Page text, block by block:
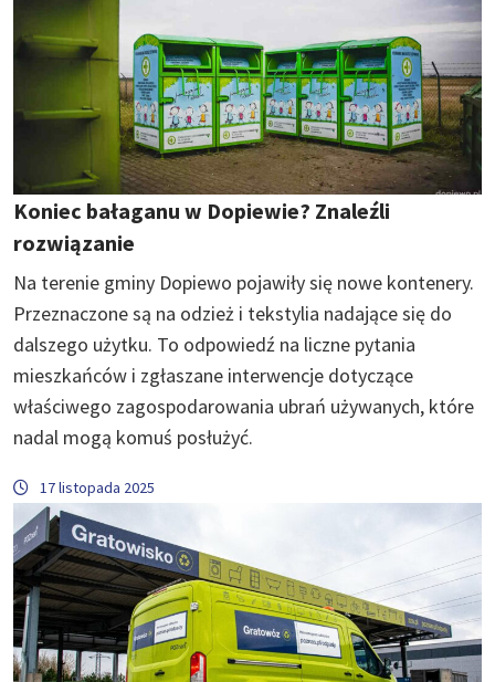
Koniec bałaganu w Dopiewie? Znaleźli
rozwiązanie
Na terenie gminy Dopiewo pojawiły się nowe kontenery.
Przeznaczone są na odzież i tekstylia nadające się do
dalszego użytku. To odpowiedź na liczne pytania
mieszkańców i zgłaszane interwencje dotyczące
właściwego zagospodarowania ubrań używanych, które
nadal mogą komuś posłużyć.
17 listopada 2025